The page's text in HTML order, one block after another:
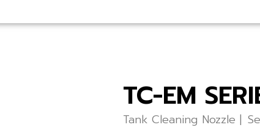
TC-EM
Tank Cleaning Nozzle |